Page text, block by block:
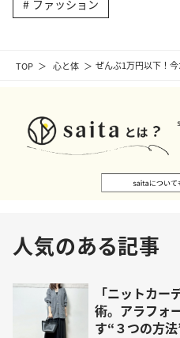
TOP 心と体 ぜんぶ1万円以下！
ファッション
人気のある記事
「ニットカ
術。アラフォ
す“３つの方